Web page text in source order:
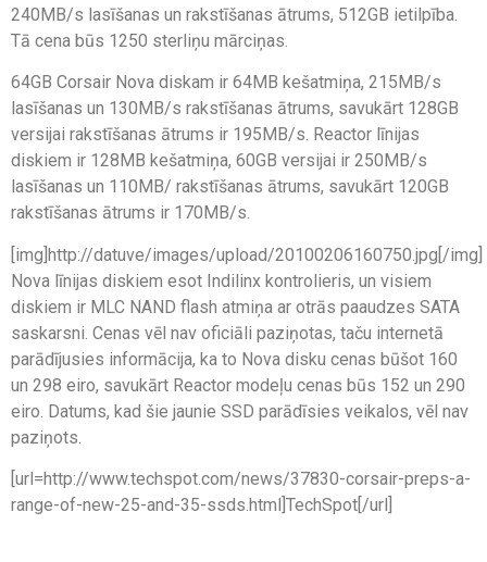
240MB/s lasīšanas un rakstīšanas ātrums, 512GB ietilpība.
Tā cena būs 1250 sterliņu mārciņas.
64GB Corsair Nova diskam ir 64MB kešatmiņa, 215MB/s
lasīšanas un 130MB/s rakstīšanas ātrums, savukārt 128GB
versijai rakstīšanas ātrums ir 195MB/s. Reactor līnijas
diskiem ir 128MB kešatmiņa, 60GB versijai ir 250MB/s
lasīšanas un 110MB/ rakstīšanas ātrums, savukārt 120GB
rakstīšanas ātrums ir 170MB/s.
[img]http://datuve/images/upload/20100206160750.jpg[/img]
Nova līnijas diskiem esot Indilinx kontrolieris, un visiem
diskiem ir MLC NAND flash atmiņa ar otrās paaudzes SATA
saskarsni. Cenas vēl nav oficiāli paziņotas, taču internetā
parādījusies informācija, ka to Nova disku cenas būšot 160
un 298 eiro, savukārt Reactor modeļu cenas būs 152 un 290
eiro. Datums, kad šie jaunie SSD parādīsies veikalos, vēl nav
paziņots.
[url=http://www.techspot.com/news/37830-corsair-preps-a-
range-of-new-25-and-35-ssds.html]TechSpot[/url]